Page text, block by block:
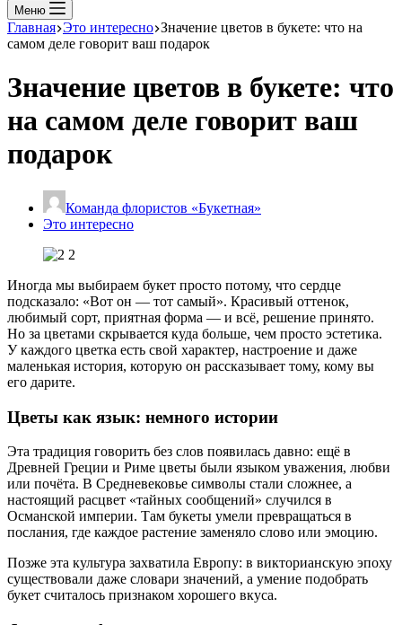
Меню
Главная Это интересно Значение цветов в букете: что на
самом деле говорит ваш подарок
Значение цветов в букете: что
на самом деле говорит ваш
подарок
Команда флористов «Букетная»
Это интересно
Иногда мы выбираем букет просто потому, что сердце
подсказало: «Вот он — тот самый». Красивый оттенок,
любимый сорт, приятная форма — и всё, решение принято.
Но за цветами скрывается куда больше, чем просто эстетика.
У каждого цветка есть свой характер, настроение и даже
маленькая история, которую он рассказывает тому, кому вы
его дарите.
Цветы как язык: немного истории
Эта традиция говорить без слов появилась давно: ещё в
Древней Греции и Риме цветы были языком уважения, любви
или почёта. В Средневековье символы стали сложнее, а
настоящий расцвет «тайных сообщений» случился в
Османской империи. Там букеты умели превращаться в
послания, где каждое растение заменяло слово или эмоцию.
Позже эта культура захватила Европу: в викторианскую эпоху
существовали даже словари значений, а умение подобрать
букет считалось признаком хорошего вкуса.